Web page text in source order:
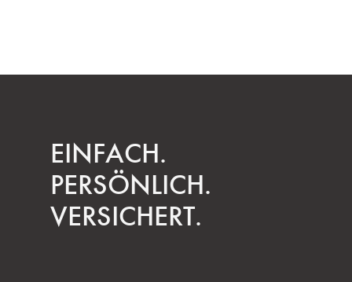
EINFACH.
PERSÖNLICH.
VERSICHERT.